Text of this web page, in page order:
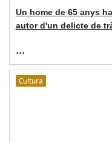
Un home de 65 anys
autor d'un delicte de
...
Cultura